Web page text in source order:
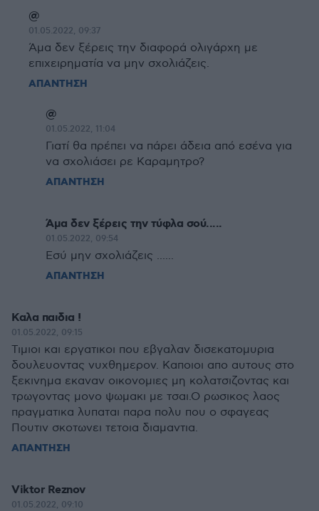
@
01.05.2022, 09:37
Άμα δεν ξέρεις την διαφορά ολιγάρχη με
επιχειρηματία να μην σχολιάζεις.
ΑΠΑΝΤΗΣΗ
@
01.05.2022, 11:04
Γιατί θα πρέπει να πάρει άδεια από εσένα για
να σχολιάσει ρε Καραμητρο?
ΑΠΑΝΤΗΣΗ
Άμα δεν ξέρεις την τύφλα σού.....
01.05.2022, 09:54
Εσύ μην σχολιάζεις ......
ΑΠΑΝΤΗΣΗ
Καλα παιδια !
01.05.2022, 09:15
Τιμιοι και εργατικοι που εβγαλαν δισεκατομυρια
δουλευοντας νυχθημερον. Καποιοι απο αυτους στο
ξεκινημα εκαναν οικονομιες μη κολατσιζοντας και
τρωγοντας μονο ψωμακι με τσαι.Ο ρωσικος λαος
πραγματικα λυπαται παρα πολυ που ο σφαγεας
Πουτιν σκοτωνει τετοια διαμαντια.
ΑΠΑΝΤΗΣΗ
Viktor Reznov
01.05.2022, 09:10